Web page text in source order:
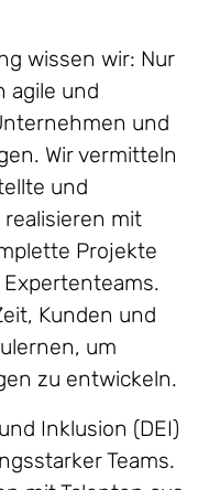
wissen wir: Nur
agile und
und
Wir vermitteln
und
mit
Projekte
Kunden und
um
zu entwickeln.
Inklusion (DEI)
Teams.